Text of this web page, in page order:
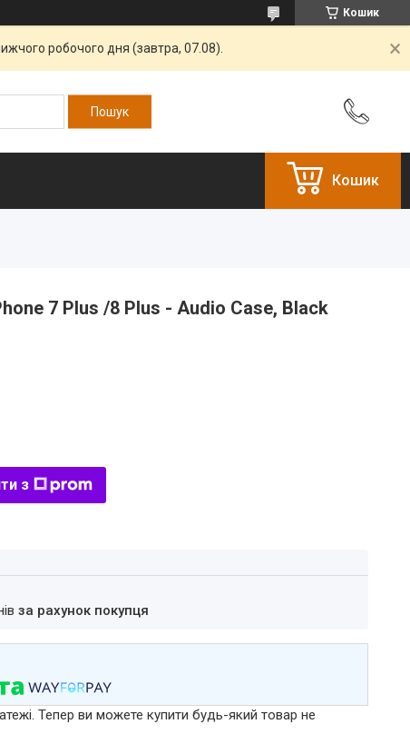
Кошик
робочого дня (завтра, 07.08).
Кошик
7 Plus /8 Plus - Audio Case, Black
з
за рахунок покупця
Тепер ви можете купити будь-який товар не